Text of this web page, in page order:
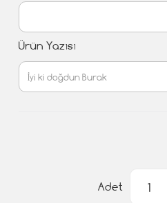
Ürün Yazısı
Adet